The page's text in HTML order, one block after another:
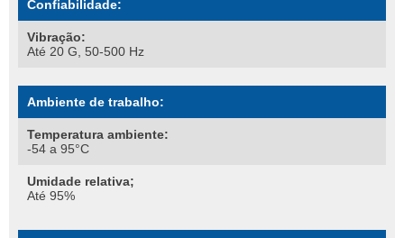
Confiabilidade:
Vibração:
Até 20 G, 50-500 Hz
Ambiente de trabalho:
Temperatura ambiente:
-54 a 95°C
Umidade relativa;
Até 95%